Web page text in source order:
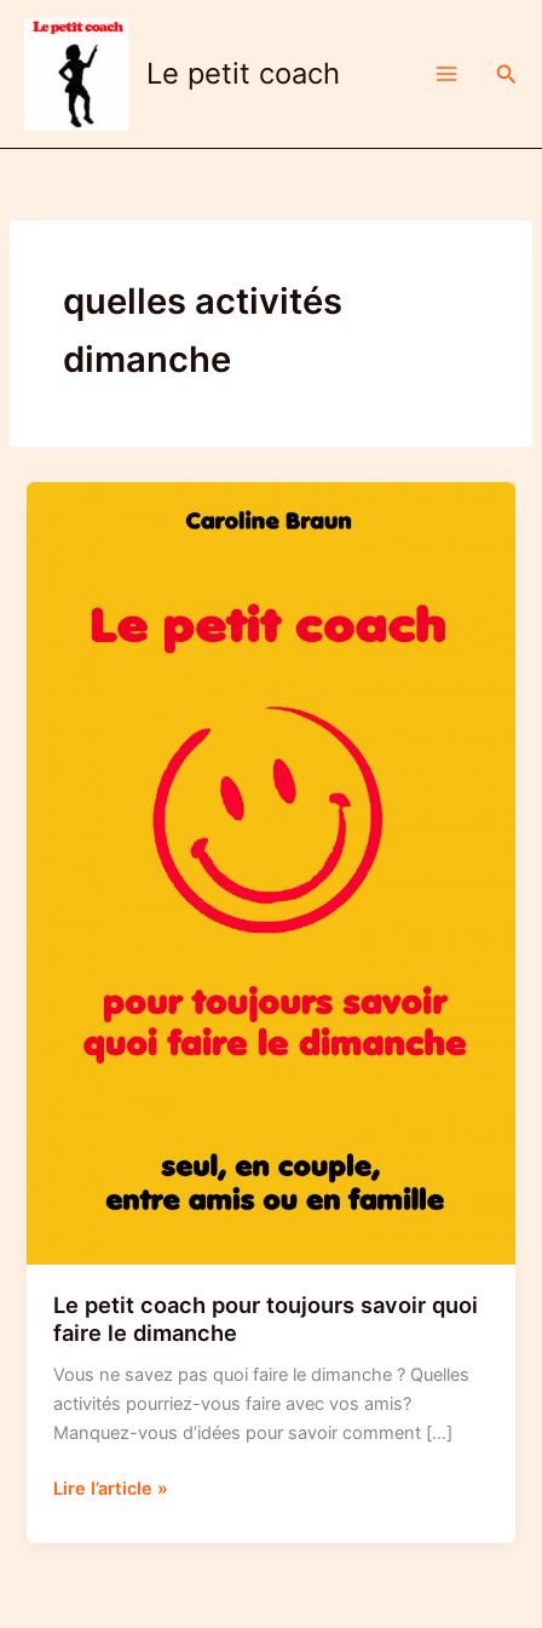
Aller
contenu
Le petit coach
quelles activités
dimanche
Le petit coach pour toujours savoir quoi
faire le dimanche
Vous ne savez pas quoi faire le dimanche ? Quelles
activités pourriez-vous faire avec vos amis?
Manquez-vous d’idées pour savoir comment […]
Le
coach
Lire l’article »